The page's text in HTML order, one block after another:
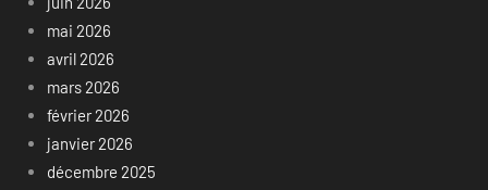
mai 2026
avril 2026
mars 2026
février 2026
janvier 2026
décembre 2025